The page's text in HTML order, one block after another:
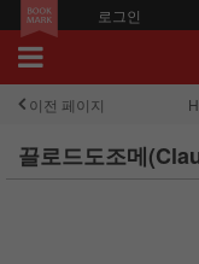
로그인
이전 페이지
끌로드도조메